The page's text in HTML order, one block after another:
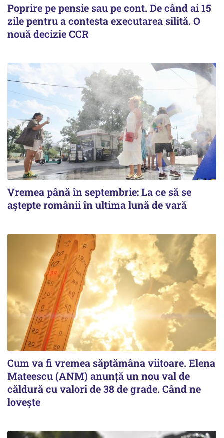
Poprire pe pensie sau pe cont. De când ai 15
zile pentru a contesta executarea silită. O
nouă decizie CCR
Vremea până în septembrie: La ce să se
aștepte românii în ultima lună de vară
Cum va fi vremea săptămâna viitoare. Elena
Mateescu (ANM) anunță un nou val de
căldură cu valori de 38 de grade. Când ne
lovește